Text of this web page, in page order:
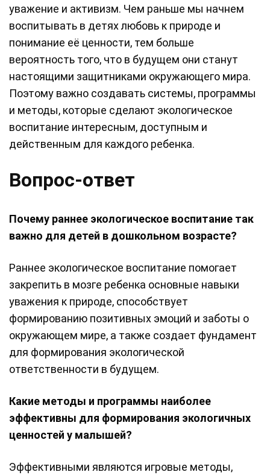
уважение и активизм. Чем раньше мы начнем
воспитывать в детях любовь к природе и
понимание её ценности, тем больше
вероятность того, что в будущем они станут
настоящими защитниками окружающего мира.
Поэтому важно создавать системы, программы
и методы, которые сделают экологическое
воспитание интересным, доступным и
действенным для каждого ребенка.
Вопрос-ответ
Почему раннее экологическое воспитание так
важно для детей в дошкольном возрасте?
Раннее экологическое воспитание помогает
закрепить в мозге ребенка основные навыки
уважения к природе, способствует
формированию позитивных эмоций и заботы о
окружающем мире, а также создает фундамент
для формирования экологической
ответственности в будущем.
Какие методы и программы наиболее
эффективны для формирования экологичных
ценностей у малышей?
Эффективными являются игровые методы,